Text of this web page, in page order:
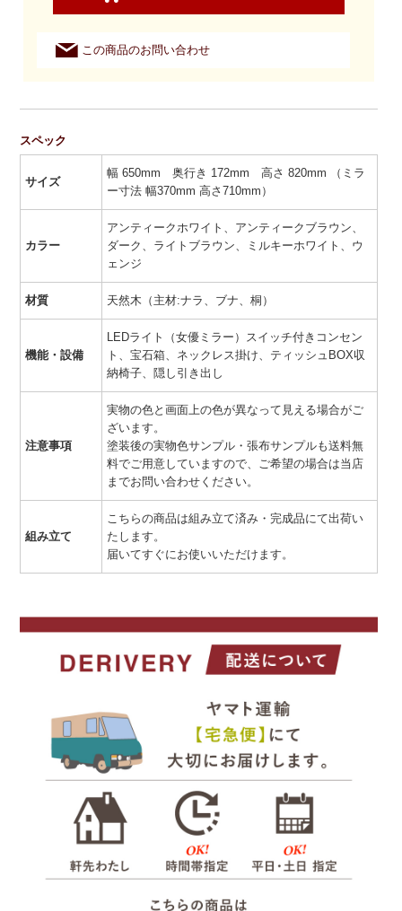
この商品のお問い合わせ
スペック
サイズ
幅 650mm 奥行き 172mm 高さ 820mm （ミラ
ー寸法 幅370mm 高さ710mm）
カラー
アンティークホワイト、アンティークブラウン、
ダーク、ライトブラウン、ミルキーホワイト、ウ
ェンジ
材質 天然木（主材:ナラ、ブナ、桐）
機能・設備
LEDライト（女優ミラー）スイッチ付きコンセン
ト、宝石箱、ネックレス掛け、ティッシュBOX収
納椅子、隠し引き出し
注意事項
実物の色と画面上の色が異なって見える場合がご
ざいます。
塗装後の実物色サンプル・張布サンプルも送料無
料でご用意していますので、ご希望の場合は当店
までお問い合わせください。
組み立て
こちらの商品は組み立て済み・完成品にて出荷い
たします。
届いてすぐにお使いいただけます。